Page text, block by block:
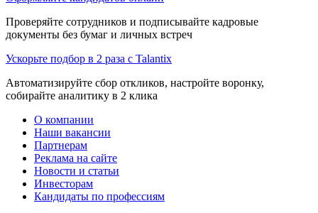
Проверяйте сотрудников и подписывайте кадровые
документы без бумаг и личных встреч
Ускорьте подбор в 2 раза с Talantix
Автоматизируйте сбор откликов, настройте воронку,
собирайте аналитику в 2 клика
О компании
Наши вакансии
Партнерам
Реклама на сайте
Новости и статьи
Инвесторам
Кандидаты по профессиям